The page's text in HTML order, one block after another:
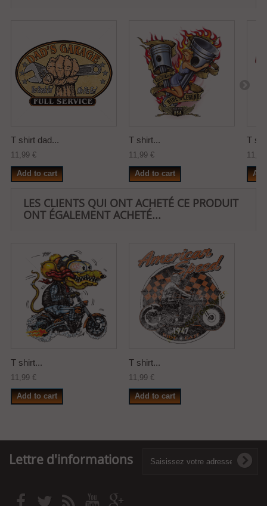
T shirt dad...
11,99 €
Add to cart
T shirt...
11,99 €
Add to cart
T
LES CLIENTS QUI ONT ACHETÉ CE PRODUIT
ONT ÉGALEMENT ACHETÉ...
T shirt...
11,99 €
Add to cart
T shirt...
11,99 €
Add to cart
Lettre d'informations